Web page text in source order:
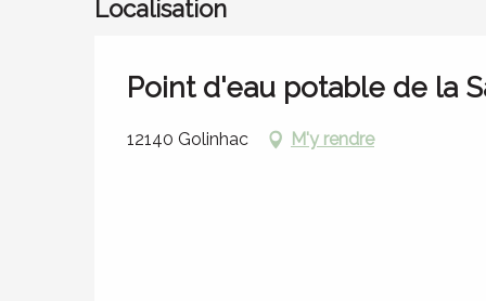
Localisation
Point d'eau potable de la
12140 Golinhac M'y rendre